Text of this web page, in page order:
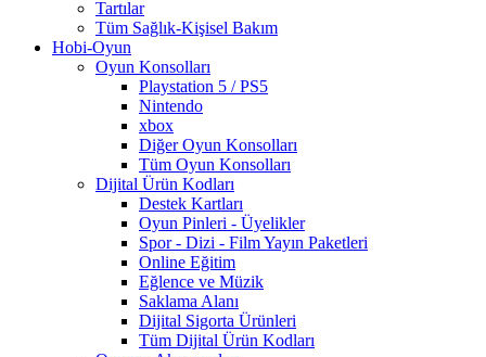
Tartılar
Tüm Sağlık-Kişisel Bakım
Hobi-Oyun
Oyun Konsolları
Playstation 5 / PS5
Nintendo
xbox
Diğer Oyun Konsolları
Tüm Oyun Konsolları
Dijital Ürün Kodları
Destek Kartları
Oyun Pinleri - Üyelikler
Spor - Dizi - Film Yayın Paketleri
Online Eğitim
Eğlence ve Müzik
Saklama Alanı
Dijital Sigorta Ürünleri
Tüm Dijital Ürün Kodları